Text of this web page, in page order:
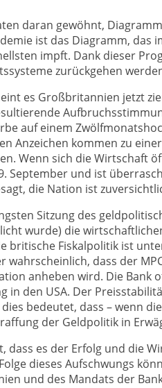
daran gewöhnt,
ist das Diagramm, das
impft. Dank dieser
zurückgehen
es Großbritannien jetzt
auf einem
Anzeichen kommen zu
Wenn sich die Wirtschaft
September und ist
die Nation ist
Sitzung des
wurde) die
britische Fiskalpolitik ist
wahrscheinlich, dass der
anheben wird. Die Bank
in den USA. Der
bedeutet, dass – wenn
der Geldpolitik in
dass es der Erfolg und die
dieses Aufschwungs
und des Mandats der